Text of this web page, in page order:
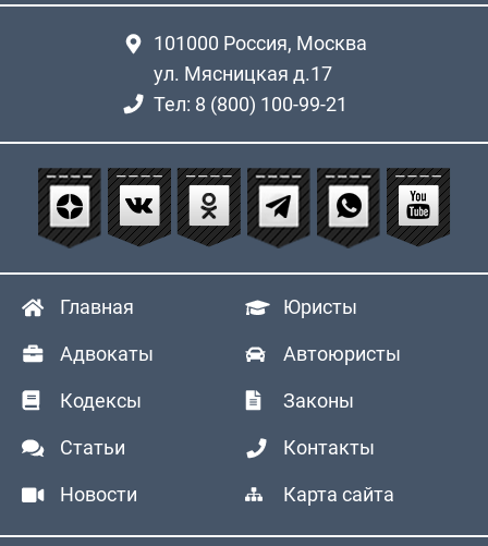
101000 Россия, Москва
ул. Мясницкая д.17
Тел: 8 (800) 100-99-21
Главная Юристы
Адвокаты Автоюристы
Кодексы Законы
Статьи Контакты
Новости Карта сайта